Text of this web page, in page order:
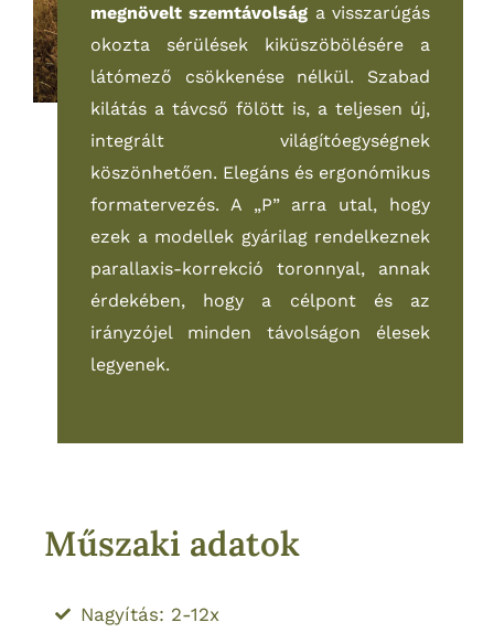
megnövelt szemtávolság a visszarúgás
okozta sérülések kiküszöbölésére a
látómező csökkenése nélkül. Szabad
kilátás a távcső fölött is, a teljesen új,
integrált világítóegységnek
köszönhetően. Elegáns és ergonómikus
formatervezés. A „P” arra utal, hogy
ezek a modellek gyárilag rendelkeznek
parallaxis-korrekció toronnyal, annak
érdekében, hogy a célpont és az
irányzójel minden távolságon élesek
legyenek.
Műszaki adatok
Nagyítás: 2-12x